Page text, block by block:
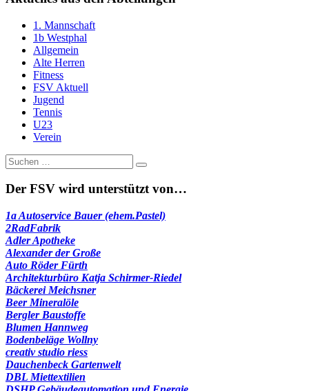
1. Mannschaft
1b Westphal
Allgemein
Alte Herren
Fitness
FSV Aktuell
Jugend
Tennis
U23
Verein
Suche
nach:
Der FSV wird unterstützt von…
1a Autoservice Bauer (ehem.Pastel)
2RadFabrik
Adler Apotheke
Alexander der Große
Auto Röder Fürth
Architekturbüro Katja Schirmer-Riedel
Bäckerei Meichsner
Beer Mineralöle
Bergler Baustoffe
Blumen Hannweg
Bodenbeläge Wollny
creativ studio riess
Dauchenbeck Gartenwelt
DBL Miettextilien